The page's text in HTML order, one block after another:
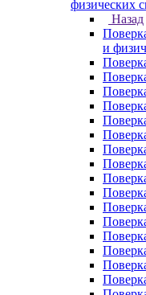
физических
Назад
и